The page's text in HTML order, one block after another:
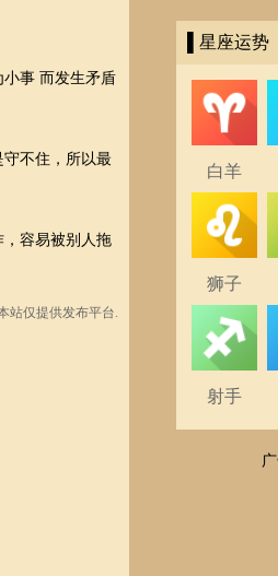
事 而发生矛盾
不住，所以最
容易被别人拖
站仅提供发布平台.
▌星座运势
白羊
狮子
射手